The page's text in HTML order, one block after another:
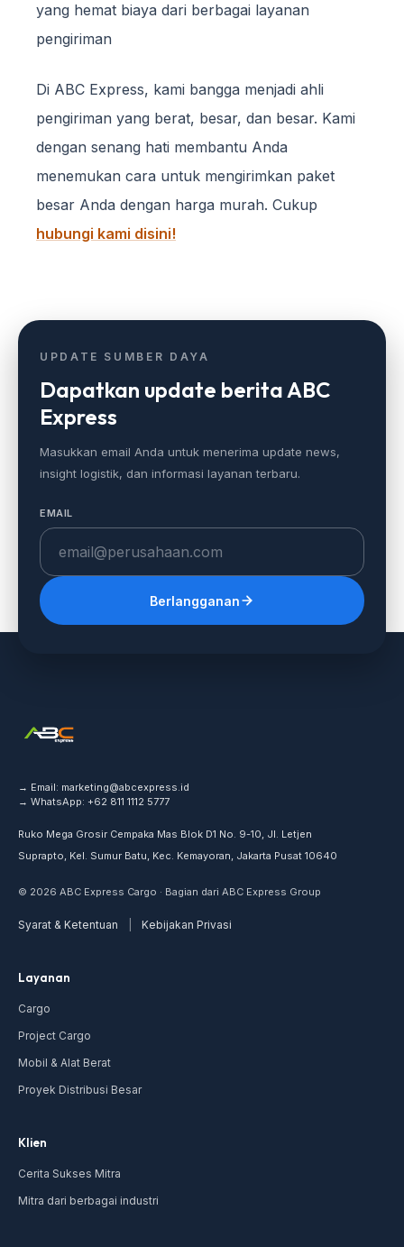
yang hemat biaya dari berbagai layanan
pengiriman
Di ABC Express, kami bangga menjadi ahli
pengiriman yang berat, besar, dan besar. Kami
dengan senang hati membantu Anda
menemukan cara untuk mengirimkan paket
besar Anda dengan harga murah. Cukup
hubungi kami disini!
UPDATE SUMBER DAYA
Dapatkan update berita ABC
Express
Masukkan email Anda untuk menerima update news,
insight logistik, dan informasi layanan terbaru.
EMAIL
Berlangganan
→ Email: marketing@abcexpress.id
→ WhatsApp: +62 811 1112 5777
Ruko Mega Grosir Cempaka Mas Blok D1 No. 9-10, Jl. Letjen
Suprapto, Kel. Sumur Batu, Kec. Kemayoran, Jakarta Pusat 10640
© 2026 ABC Express Cargo · Bagian dari ABC Express Group
Syarat & Ketentuan Kebijakan Privasi
Layanan
Cargo
Project Cargo
Mobil & Alat Berat
Proyek Distribusi Besar
Klien
Cerita Sukses Mitra
Mitra dari berbagai industri